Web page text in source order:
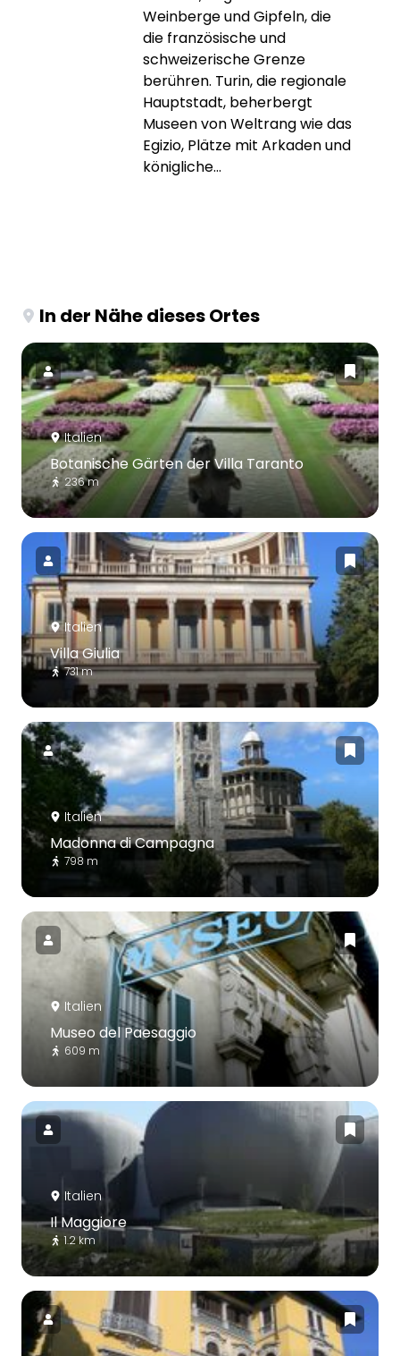
Weinberge und Gipfeln, die
die französische und
schweizerische Grenze
berühren. Turin, die regionale
Hauptstadt, beherbergt
Museen von Weltrang wie das
Egizio, Plätze mit Arkaden und
königliche...
In der Nähe dieses Ortes
Italien
Botanische Gärten der Villa Taranto
236 m
Italien
Villa Giulia
731 m
Italien
Madonna di Campagna
798 m
Italien
Museo del Paesaggio
609 m
Italien
Il Maggiore
1.2 km